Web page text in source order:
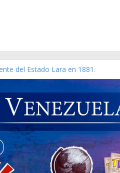
del Estado Lara en 1881.
09 de marzo de 2006 N° 38.394